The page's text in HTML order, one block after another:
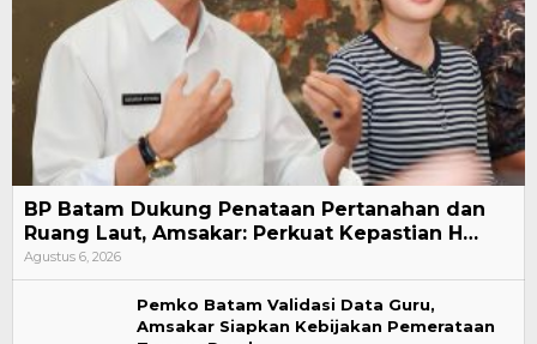
BP Batam Dukung Penataan Pertanahan dan
Ruang Laut, Amsakar: Perkuat Kepastian H…
Agustus 6, 2026
Pemko Batam Validasi Data Guru,
Amsakar Siapkan Kebijakan Pemerataan